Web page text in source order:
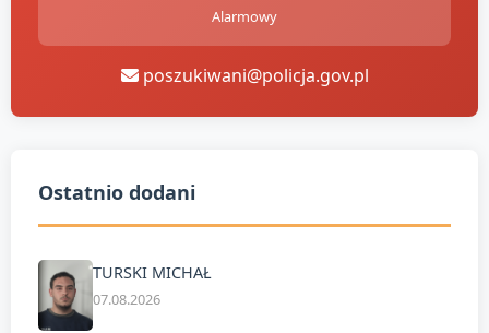
Alarmowy
poszukiwani@policja.gov.pl
Ostatnio dodani
TURSKI MICHAŁ
07.08.2026